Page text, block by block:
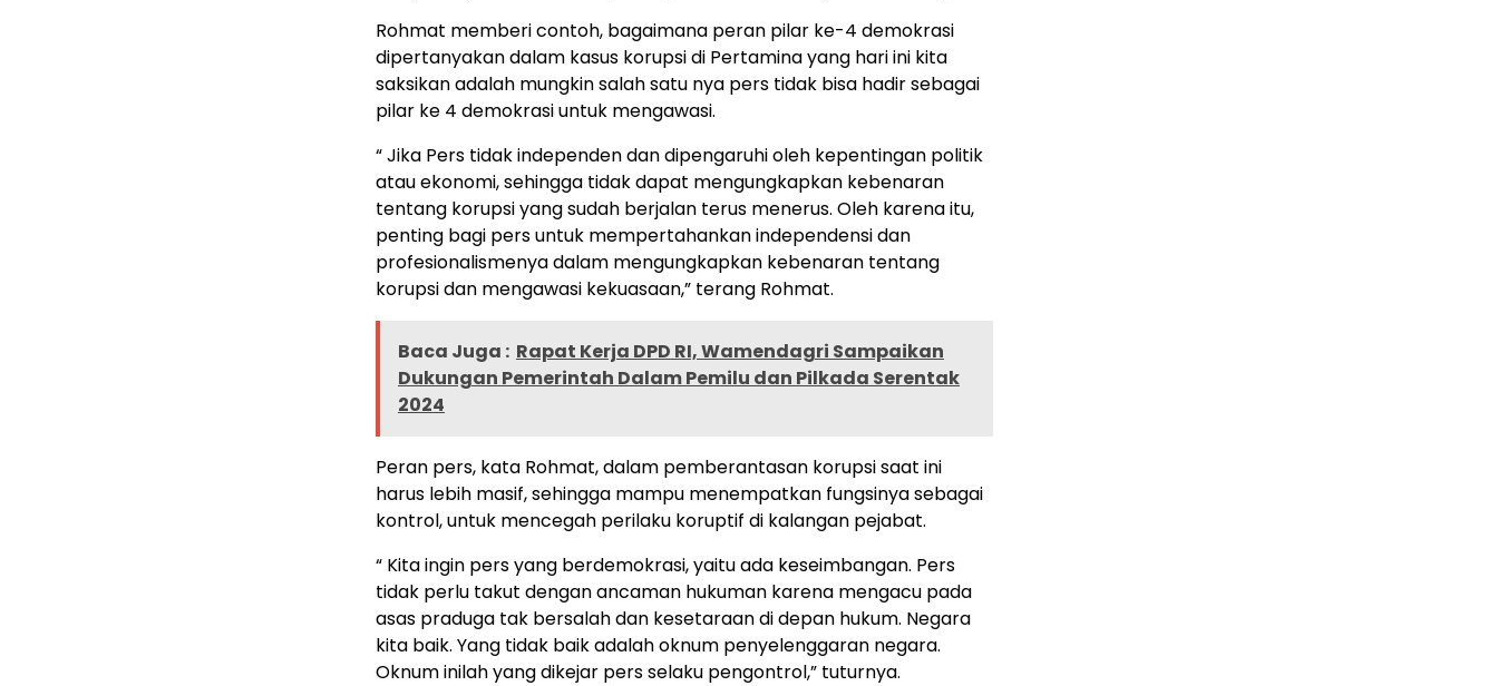
Rohmat memberi contoh, bagaimana peran pilar ke-4 demokrasi
dipertanyakan dalam kasus korupsi di Pertamina yang hari ini kita
saksikan adalah mungkin salah satu nya pers tidak bisa hadir sebagai
pilar ke 4 demokrasi untuk mengawasi.
“ Jika Pers tidak independen dan dipengaruhi oleh kepentingan politik
atau ekonomi, sehingga tidak dapat mengungkapkan kebenaran
tentang korupsi yang sudah berjalan terus menerus. Oleh karena itu,
penting bagi pers untuk mempertahankan independensi dan
profesionalismenya dalam mengungkapkan kebenaran tentang
korupsi dan mengawasi kekuasaan,” terang Rohmat.
Baca Juga : Rapat Kerja DPD RI, Wamendagri Sampaikan
Dukungan Pemerintah Dalam Pemilu dan Pilkada Serentak
2024
Peran pers, kata Rohmat, dalam pemberantasan korupsi saat ini
harus lebih masif, sehingga mampu menempatkan fungsinya sebagai
kontrol, untuk mencegah perilaku koruptif di kalangan pejabat.
“ Kita ingin pers yang berdemokrasi, yaitu ada keseimbangan. Pers
tidak perlu takut dengan ancaman hukuman karena mengacu pada
asas praduga tak bersalah dan kesetaraan di depan hukum. Negara
kita baik. Yang tidak baik adalah oknum penyelenggaran negara.
Oknum inilah yang dikejar pers selaku pengontrol,” tuturnya.